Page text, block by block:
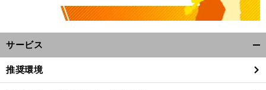
サービス
閉
推奨環境